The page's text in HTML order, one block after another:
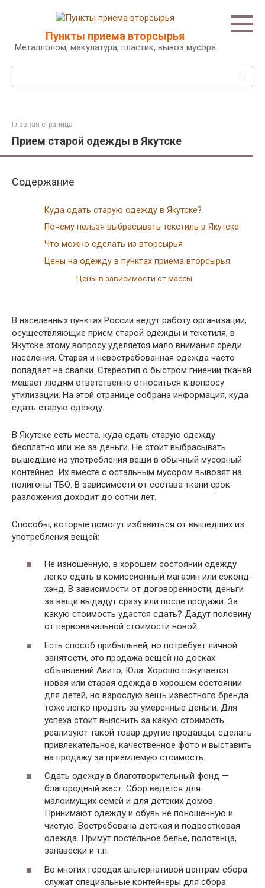
Пункты приема вторсырья
Металлолом, макулатура, пластик, вывоз мусора
Поиск:
Главная страница
Прием старой одежды в Якутске
Содержание
Куда сдать старую одежду в Якутске?
Почему нельзя выбрасывать текстиль в Якутске
Что можно сделать из вторсырья
Цены на одежду в пунктах приема вторсырья:
Цены в зависимости от массы
В населенных пунктах России ведут работу организации,
осуществляющие прием старой одежды и текстиля, в
Якутске этому вопросу уделяется мало внимания среди
населения. Старая и невостребованная одежда часто
попадает на свалки. Стереотип о быстром гниении тканей
мешает людям ответственно относиться к вопросу
утилизации. На этой странице собрана информация, куда
сдать старую одежду.
В Якутске есть места, куда сдать старую одежду
бесплатно или же за деньги. Не стоит выбрасывать
вышедшие из употребления вещи в обычный мусорный
контейнер. Их вместе с остальным мусором вывозят на
полигоны ТБО. В зависимости от состава ткани срок
разложения доходит до сотни лет.
Способы, которые помогут избавиться от вышедших из
употребления вещей:
Не изношенную, в хорошем состоянии одежду
легко сдать в комиссионный магазин или сэконд-
хэнд. В зависимости от договоренности, деньги
за вещи выдадут сразу или после продажи. За
какую стоимость удастся сдать? Дадут половину
от первоначальной стоимости новой.
Есть способ прибыльней, но потребует личной
занятости, это продажа вещей на досках
объявлений Авито, Юла. Хорошо покупается
новая или старая одежда в хорошем состоянии
для детей, но взрослую вещь известного бренда
тоже легко продать за умеренные деньги. Для
успеха стоит выяснить за какую стоимость
реализуют такой товар другие продавцы, сделать
привлекательное, качественное фото и выставить
на продажу за приемлемую стоимость.
Сдать одежду в благотворительный фонд —
благородный жест. Сбор ведется для
малоимущих семей и для детских домов.
Принимают одежду и обувь не поношенную и
чистую. Востребована детская и подростковая
одежда. Примут постельное белье, полотенца,
занавески и т.п.
Во многих городах альтернативой центрам сбора
служат специальные контейнеры для сбора